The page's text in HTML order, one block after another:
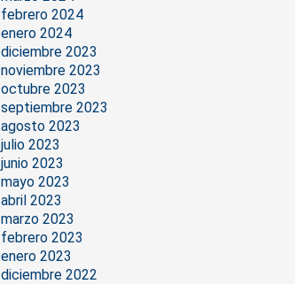
febrero 2024
enero 2024
diciembre 2023
noviembre 2023
octubre 2023
septiembre 2023
agosto 2023
julio 2023
junio 2023
mayo 2023
abril 2023
marzo 2023
febrero 2023
enero 2023
diciembre 2022